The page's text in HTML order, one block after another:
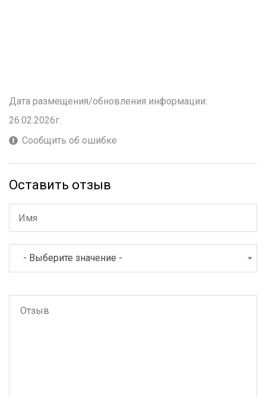
Дата размещения/обновления информации:
26.02.2026г.
Сообщить об ошибке
Оставить отзыв
- Выберите значение -